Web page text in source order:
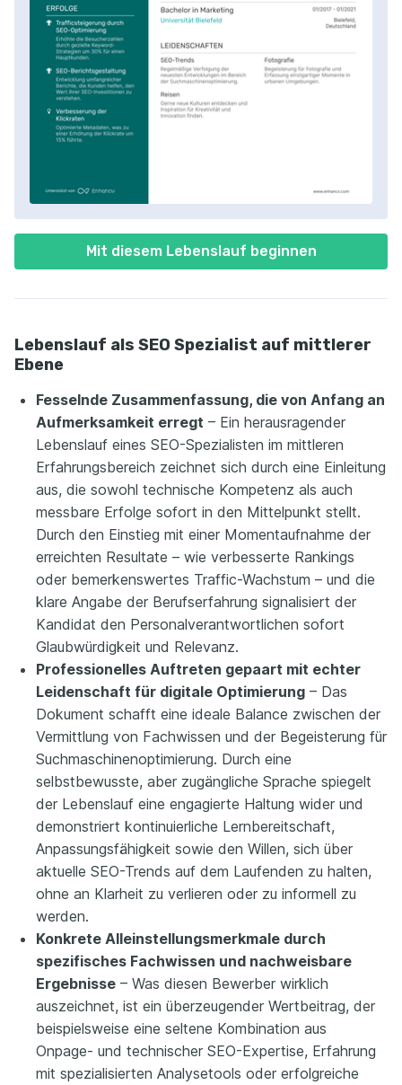
Mit diesem Lebenslauf beginnen
Lebenslauf als SEO Spezialist auf mittlerer
Ebene
Fesselnde Zusammenfassung, die von Anfang an
Aufmerksamkeit erregt – Ein herausragender
Lebenslauf eines SEO-Spezialisten im mittleren
Erfahrungsbereich zeichnet sich durch eine Einleitung
aus, die sowohl technische Kompetenz als auch
messbare Erfolge sofort in den Mittelpunkt stellt.
Durch den Einstieg mit einer Momentaufnahme der
erreichten Resultate – wie verbesserte Rankings
oder bemerkenswertes Traffic-Wachstum – und die
klare Angabe der Berufserfahrung signalisiert der
Kandidat den Personalverantwortlichen sofort
Glaubwürdigkeit und Relevanz.
Professionelles Auftreten gepaart mit echter
Leidenschaft für digitale Optimierung – Das
Dokument schafft eine ideale Balance zwischen der
Vermittlung von Fachwissen und der Begeisterung für
Suchmaschinenoptimierung. Durch eine
selbstbewusste, aber zugängliche Sprache spiegelt
der Lebenslauf eine engagierte Haltung wider und
demonstriert kontinuierliche Lernbereitschaft,
Anpassungsfähigkeit sowie den Willen, sich über
aktuelle SEO-Trends auf dem Laufenden zu halten,
ohne an Klarheit zu verlieren oder zu informell zu
werden.
Konkrete Alleinstellungsmerkmale durch
spezifisches Fachwissen und nachweisbare
Ergebnisse – Was diesen Bewerber wirklich
auszeichnet, ist ein überzeugender Wertbeitrag, der
beispielsweise eine seltene Kombination aus
Onpage- und technischer SEO-Expertise, Erfahrung
mit spezialisierten Analysetools oder erfolgreiche